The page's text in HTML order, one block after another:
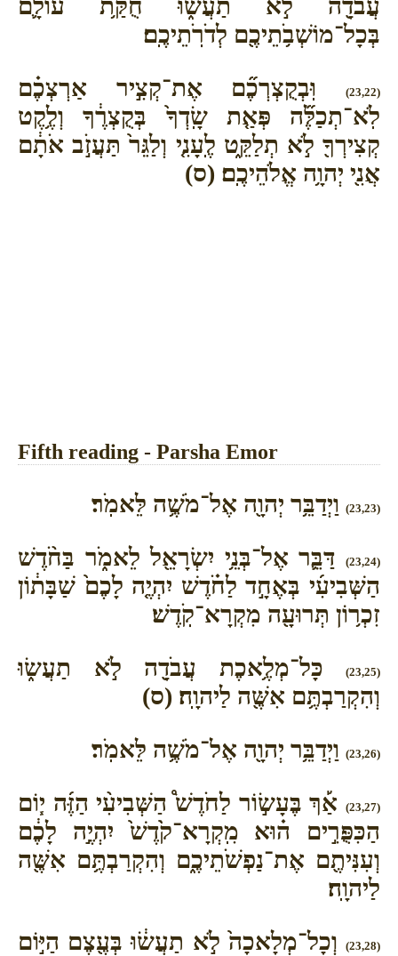
בְּכָל־מוֹשְׁבֹ֥תֵיכֶ֖ם לְדֹרֹֽתֵיכֶֽם׃
(23,22)
וּֽבְקֻצְרְכֶ֞ם אֶת־קְצִ֣יר אַרְצְכֶ֗ם
לֹֽא־תְכַלֶּ֞ה פְּאַ֤ת שָֽׂדְךָ֙ בְּקֻצְרֶ֔ךָ וְלֶ֥קֶט
קְצִירְךָ֖ לֹ֣א תְלַקֵּ֑ט לֶֽעָנִ֤י וְלַגֵּר֙ תַּעֲזֹ֣ב אֹתָ֔ם
אֲנִ֖י יְהוָ֥ה אֱלֹהֵיכֶֽם׃ (ס)
Fifth reading - Parsha Emor
(23,23) וַיְדַבֵּ֥ר יְהוָ֖ה אֶל־מֹשֶׁ֥ה לֵּאמֹֽר׃
(23,24)
דַּבֵּ֛ר אֶל־בְּנֵ֥י יִשְׂרָאֵ֖ל לֵאמֹ֑ר בַּחֹ֨דֶשׁ
הַשְּׁבִיעִ֜י בְּאֶחָ֣ד לַחֹ֗דֶשׁ יִהְיֶ֤ה לָכֶם֙ שַׁבָּת֔וֹן
זִכְר֥וֹן תְּרוּעָ֖ה מִקְרָא־קֹֽדֶשׁ׃
(23,25)
כָּל־מְלֶ֥אכֶת עֲבֹדָ֖ה לֹ֣א תַעֲשׂ֑וּ
וְהִקְרַבְתֶּ֥ם אִשֶּׁ֖ה לַיהוָֽה׃ (ס)
(23,26) וַיְדַבֵּ֥ר יְהוָ֖ה אֶל־מֹשֶׁ֥ה לֵּאמֹֽר׃
(23,27)
אַ֡ךְ בֶּעָשׂ֣וֹר לַחֹדֶשׁ֩ הַשְּׁבִיעִ֨י הַזֶּ֜ה י֧וֹם
הַכִּפֻּרִ֣ים ה֗וּא מִֽקְרָא־קֹ֙דֶשׁ֙ יִהְיֶ֣ה לָכֶ֔ם
וְעִנִּיתֶ֖ם אֶת־נַפְשֹׁתֵיכֶ֑ם וְהִקְרַבְתֶּ֥ם אִשֶּׁ֖ה
לַיהוָֽה׃
(23,28) וְכָל־מְלָאכָה֙ לֹ֣א תַעֲשׂ֔וּ בְּעֶ֖צֶם הַיּ֣וֹם